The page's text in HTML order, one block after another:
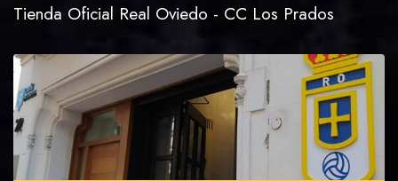
Tienda Oficial Real Oviedo - CC Los Prados